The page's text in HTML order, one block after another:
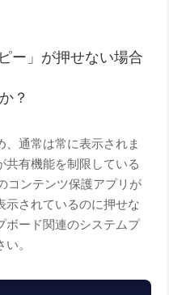
ー」が押せない場合
？
、通常は常に表示されま
共有機能を制限している
コンテンツ保護アプリが
示されているのに押せな
ボード関連のシステムプ
。